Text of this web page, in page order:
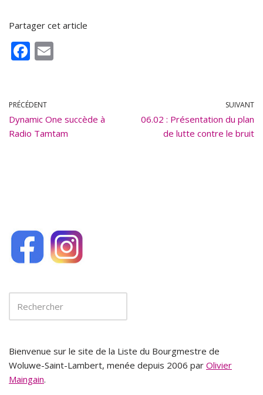
Partager cet article
F
b
o
o
PRÉCÉDENT
Dynamic One succède à
Radio Tamtam
SUIVANT
06.02 : Présentation du plan
de lutte contre le bruit
Bienvenue sur le site de la Liste du Bourgmestre de
Woluwe-Saint-Lambert, menée depuis 2006 par Olivier
Maingain.